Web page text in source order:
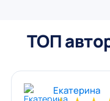
ТОП
Екатерина